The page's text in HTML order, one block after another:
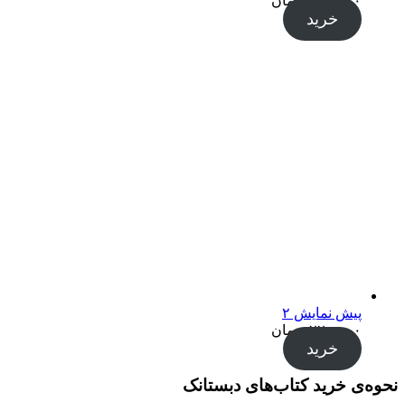
خرید
پیش نمایش ۲
۲۲۰,۰۰۰ تومان
خرید
نحوه‌ی خرید کتاب‌های دبستانک